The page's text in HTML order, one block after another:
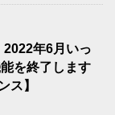
2022年6月いっ
を終了します
ス】